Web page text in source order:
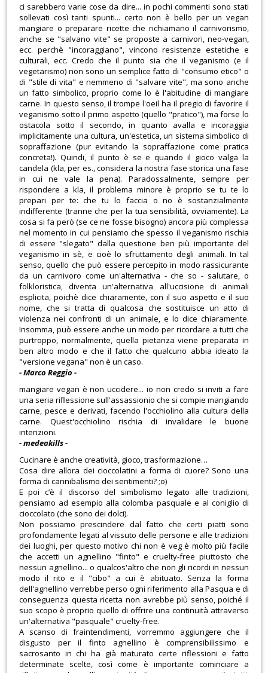
ci sarebbero varie cose da dire... in pochi commenti sono stati
sollevati così tanti spunti... certo non è bello per un vegan
mangiare o preparare ricette che richiamano il carnivorismo,
anche se "salvano vite" se proposte a carnivori, neo-vegan,
ecc. perchè "incoraggiano", vincono resistenze estetiche e
culturali, ecc. Credo che il punto sia che il veganismo (e il
vegetarismo) non sono un semplice fatto di "consumo etico" o
di "stile di vita" e nemmeno di "salvare vite", ma sono anche
un fatto simbolico, proprio come lo è l'abitudine di mangiare
carne. In questo senso, il trompe l'oeil ha il pregio di favorire il
veganismo sotto il primo aspetto (quello "pratico"), ma forse lo
ostacola sotto il secondo, in quanto avalla e incoraggia
implicitamente una cultura, un'estetica, un sistema simbolico di
sopraffazione (pur evitando la sopraffazione come pratica
concreta!). Quindi, il punto è se e quando il gioco valga la
candela (kla, per es., considera la nostra fase storica una fase
in cui ne vale la pena). Paradossalmente, sempre per
rispondere a kla, il problema minore è proprio se tu te lo
prepari per te: che tu lo faccia o no è sostanzialmente
indifferente (tranne che per la tua sensibilità, ovviamente). La
cosa si fa però (se ce ne fosse bisogno) ancora più complessa
nel momento in cui pensiamo che spesso il veganismo rischia
di essere "slegato" dalla questione ben più importante del
veganismo in sè, e cioè lo sfruttamento degli animali. In tal
senso, quello che può essere percepito in modo rassicurante
da un carnivoro come un'alternativa - che so - salutare, o
folkloristica, diventa un'alternativa all'uccisione di animali
esplicita, poichè dice chiaramente, con il suo aspetto e il suo
nome, che si tratta di qualcosa che sostituisce un atto di
violenza nei confronti di un animale, e lo dice chiaramente.
Insomma, può essere anche un modo per ricordare a tutti che
purtroppo, normalmente, quella pietanza viene preparata in
ben altro modo e che il fatto che qualcuno abbia ideato la
"versione vegana" non è un caso.
- Marco Reggio -
mangiare vegan è non uccidere... io non credo si inviti a fare
una seria riflessione sull'assassionio che si compie mangiando
carne, pesce e derivati, facendo l'occhiolino alla cultura della
carne. Quest'occhiolino rischia di invalidare le buone
intenzioni.
- medeakills -
Cucinare è anche creatività, gioco, trasformazione…
Cosa dire allora dei cioccolatini a forma di cuore? Sono una
forma di cannibalismo dei sentimenti? ;o)
E poi c’è il discorso del simbolismo legato alle tradizioni,
pensiamo ad esempio alla colomba pasquale e al coniglio di
cioccolato (che sono dei dolci).
Non possiamo prescindere dal fatto che certi piatti sono
profondamente legati al vissuto delle persone e alle tradizioni
dei luoghi, per questo motivo chi non è veg è molto più facile
che accetti un agnellino "finto" e cruelty-free piuttosto che
nessun agnellino... o qualcos'altro che non gli ricordi in nessun
modo il rito e il "cibo" a cui è abituato. Senza la forma
dell'agnellino verrebbe perso ogni riferimento alla Pasqua e di
conseguenza questa ricetta non avrebbe più senso, poiché il
suo scopo è proprio quello di offrire una continuità attraverso
un'alternativa "pasquale" cruelty-free.
A scanso di fraintendimenti, vorremmo aggiungere che il
disgusto per il finto agnellino è comprensibilissimo e
sacrosanto in chi ha già maturato certe riflessioni e fatto
determinate scelte, così come è importante cominciare a